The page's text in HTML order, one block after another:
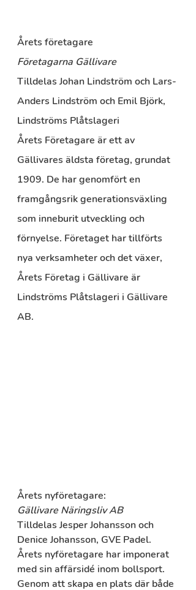
Årets företagare
Företagarna Gällivare
Tilldelas Johan Lindström och Lars-
Anders Lindström och Emil Björk,
Lindströms Plåtslageri
Årets Företagare är ett av
Gällivares äldsta företag, grundat
1909. De har genomfört en
framgångsrik generationsväxling
som inneburit utveckling och
förnyelse. Företaget har tillförts
nya verksamheter och det växer,
Årets Företag i Gällivare är
Lindströms Plåtslageri i Gällivare
AB.
Årets nyföretagare:
Gällivare Näringsliv AB
Tilldelas Jesper Johansson och
Denice Johansson, GVE Padel.
Årets nyföretagare har imponerat
med sin affärsidé inom bollsport.
Genom att skapa en plats där både